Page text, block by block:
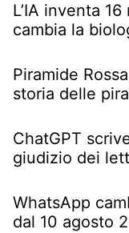
L’IA inventa
cambia la
Piramide
storia delle
ChatGPT
giudizio dei
WhatsApp
dal 10 agosto